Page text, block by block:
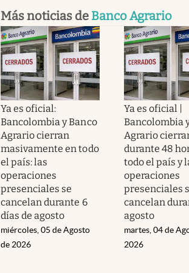
Más noticias de Banco Agrario
Ya es oficial:
Bancolombia y Banco
Agrario cierran
masivamente en todo
el país: las
operaciones
presenciales se
cancelan durante 6
días de agosto
miércoles, 05 de Agosto
de 2026
Ya es oficial |
Bancolombia
Agrario
durante 48
todo el país y
operaciones
presenciales
cancelan
agosto
martes, 04 de
2026